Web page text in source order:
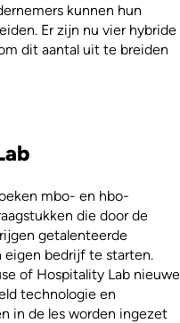
kunnen hun
Er zijn nu vier hybride
dit aantal uit te breiden
mbo- en hbo-
die door de
getalenteerde
bedrijf te starten.
of Hospitality Lab nieuwe
technologie en
in de les worden ingezet